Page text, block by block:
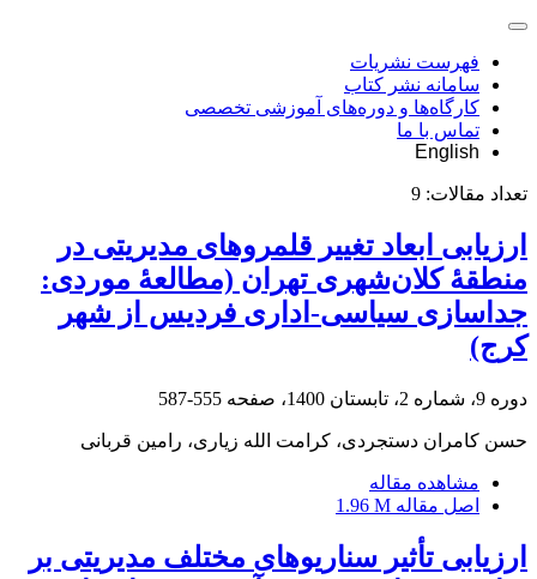
فهرست نشریات
سامانه نشر کتاب
کارگاه‌ها و دوره‌های آموزشی تخصصی
تماس با ما
English
تعداد مقالات: 9
ارزیابی ابعاد تغییر قلمروهای مدیریتی در
منطقۀ کلان‌شهری تهران (مطالعۀ موردی:
جداسازی سیاسی-اداری فردیس از شهر
کرج)
دوره 9، شماره 2، تابستان 1400، صفحه 555-587
حسن کامران دستجردی، کرامت الله زیاری، رامین قربانی
مشاهده مقاله
اصل مقاله 1.96 M
ارزیابی تأثیر سناریوهای مختلف مدیریتی بر